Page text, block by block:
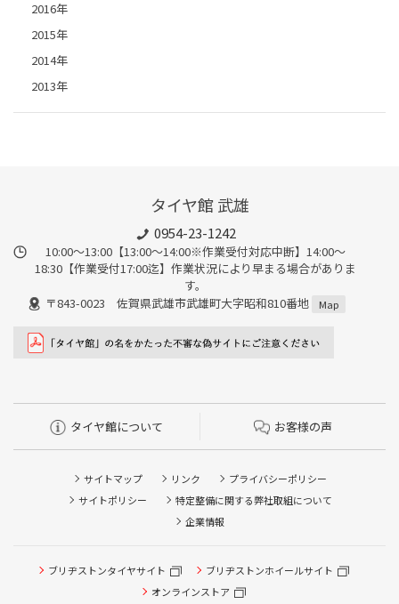
2016年
2015年
2014年
2013年
タイヤ館 武雄
0954-23-1242
10:00～13:00【13:00～14:00※作業受付対応中断】14:00～
18:30【作業受付17:00迄】作業状況により早まる場合がありま
す。
〒843-0023 佐賀県武雄市武雄町大字昭和810番地
Map
タイヤ館について お客様の声
サイトマップ リンク
プライバシーポリシー
サイトポリシー
特定整備に関する弊社取組について
企業情報
ブリヂストンタイヤサイト
ブリヂストンホイールサイト
オンラインストア
タイヤ点検・安全点検/タイヤ履き替え/オイル交換/その他
ピット作業の予約